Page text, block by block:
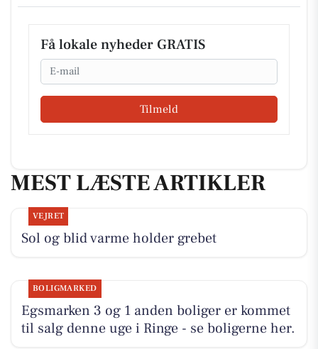
Få lokale nyheder GRATIS
Email
Tilmeld
MEST LÆSTE ARTIKLER
VEJRET
Sol og blid varme holder grebet
BOLIGMARKED
Egsmarken 3 og 1 anden boliger er kommet
til salg denne uge i Ringe - se boligerne her.